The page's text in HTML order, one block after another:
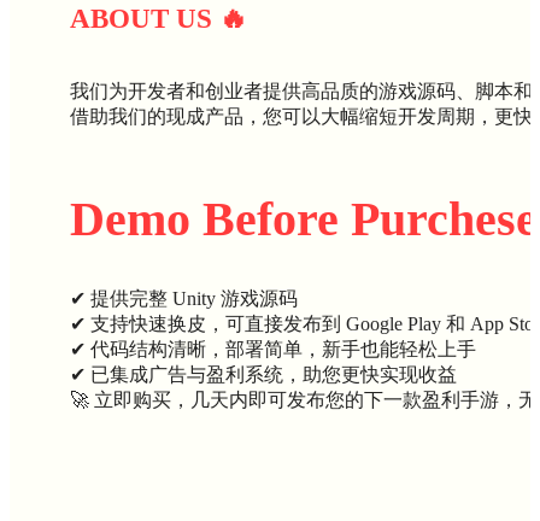
ABOUT US 🔥
我们为开发者和创业者提供高品质的游戏源码、脚本和
借助我们的现成产品，您可以大幅缩短开发周期，更
Demo Before Purchese
✔ 提供完整 Unity 游戏源码
✔ 支持快速换皮，可直接发布到 Google Play 和 App
✔ 代码结构清晰，部署简单，新手也能轻松上手
✔ 已集成广告与盈利系统，助您更快实现收益
🚀 立即购买，几天内即可发布您的下一款盈利手游，